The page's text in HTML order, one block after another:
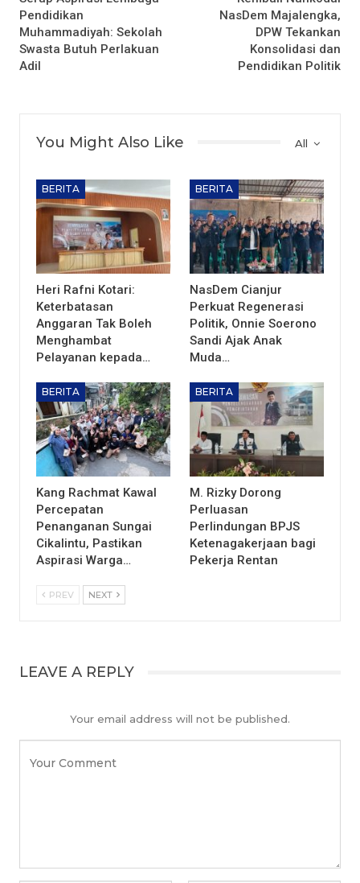
Pendidikan
Muhammadiyah: Sekolah
Swasta Butuh Perlakuan
Adil
NasDem Majalengka,
DPW Tekankan
Konsolidasi dan
Pendidikan Politik
All
You Might Also Like
BERITA
Heri Rafni Kotari:
Keterbatasan
Anggaran Tak Boleh
Menghambat
Pelayanan kepada…
BERITA
NasDem Cianjur
Perkuat Regenerasi
Politik, Onnie Soerono
Sandi Ajak Anak
Muda…
BERITA
Kang Rachmat Kawal
Percepatan
Penanganan Sungai
Cikalintu, Pastikan
Aspirasi Warga…
BERITA
M. Rizky Dorong
Perluasan
Perlindungan BPJS
Ketenagakerjaan bagi
Pekerja Rentan
PREV NEXT
LEAVE A REPLY
Your email address will not be published.